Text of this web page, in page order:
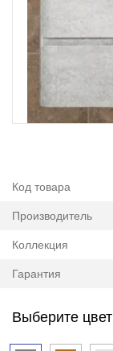
Код товара
Производитель
Коллекция
Гарантия
Выберите цвет